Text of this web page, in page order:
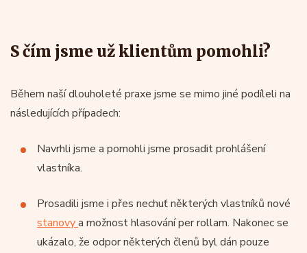
S čím jsme už klientům pomohli?
Během naší dlouholeté praxe jsme se mimo jiné podíleli na
následujících případech:
Navrhli jsme a pomohli jsme prosadit prohlášení
vlastníka.
Prosadili jsme i přes nechuť některých vlastníků nové
stanovya možnost hlasování per rollam. Nakonec se
ukázalo, že odpor některých členů byl dán pouze